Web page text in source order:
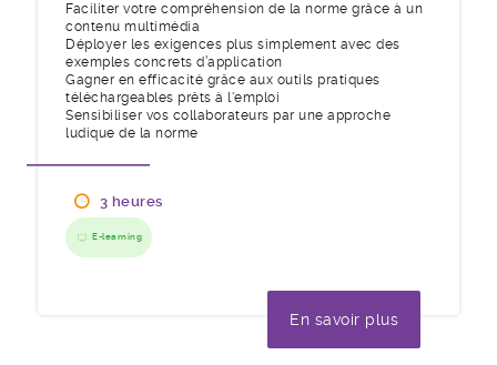
Faciliter votre compréhension de la norme grâce à un
contenu multimédia
Déployer les exigences plus simplement avec des
exemples concrets d’application
Gagner en efficacité grâce aux outils pratiques
téléchargeables prêts à l'emploi
Sensibiliser vos collaborateurs par une approche
ludique de la norme
3 heures
E-learning
En savoir plus